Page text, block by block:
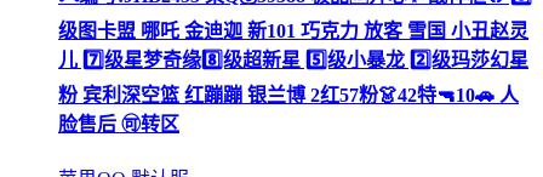
级图卡盟 哪吒 金迪迦 新101 巧克力 放客 雪国 小丑赵灵
儿 7️⃣级星梦奇缘8️⃣级超新星 5️⃣级小暴龙 2️⃣级玛莎幻星
粉 宾利深空篮 红蹦蹦 银兰博 2红57粉👗42特🔫10🚗 人
脸售后 🉑转区